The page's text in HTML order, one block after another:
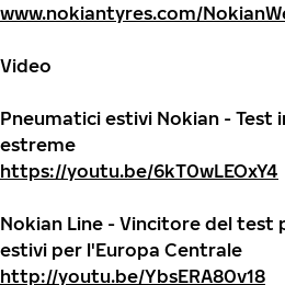
www.nokiantyres.com/
Video
Pneumatici estivi Nokian - Test
estreme
https://youtu.be/6kT0wLEOxY4
Nokian Line - Vincitore del test
estivi per l'Europa Centrale
http://youtu.be/YbsERA80v18